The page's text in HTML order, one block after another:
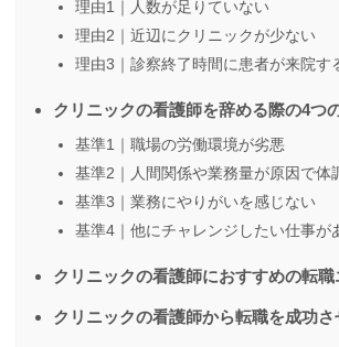
理由1｜人数が足りていない
理由2｜近辺にクリニックが少ない
理由3｜診察終了時間に患者が来院す
クリニックの看護師を辞める際の4つ
基準1｜職場の労働環境が劣悪
基準2｜人間関係や業務量が原因で体
基準3｜業務にやりがいを感じない
基準4｜他にチャレンジしたい仕事が
クリニックの看護師におすすめの転
クリニックの看護師から転職を成功さ